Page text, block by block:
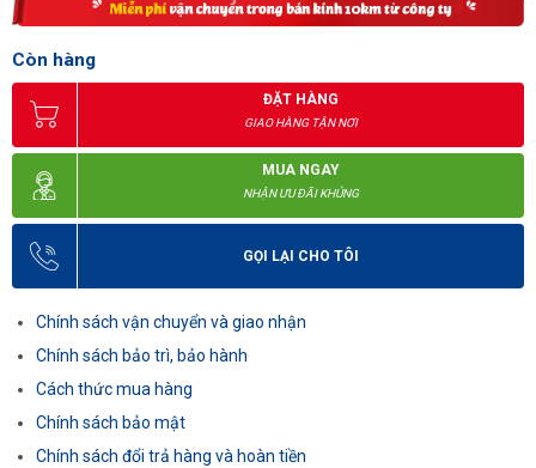
Còn hàng
ĐẶT HÀNG
GIAO HÀNG TẬN NƠI
MUA NGAY
NHẬN ƯU ĐÃI KHỦNG
GỌI LẠI CHO TÔI
Chính sách vận chuyển và giao nhận
Chính sách bảo trì, bảo hành
Cách thức mua hàng
Chính sách bảo mật
Chính sách đổi trả hàng và hoàn tiền